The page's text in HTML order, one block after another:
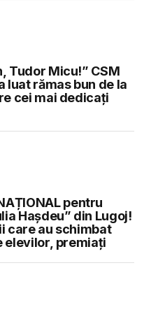
Tudor Micu!” CSM
luat rămas bun de la
cei mai dedicați
pentru
Hașdeu” din Lugoj!
care au schimbat
elevilor, premiați